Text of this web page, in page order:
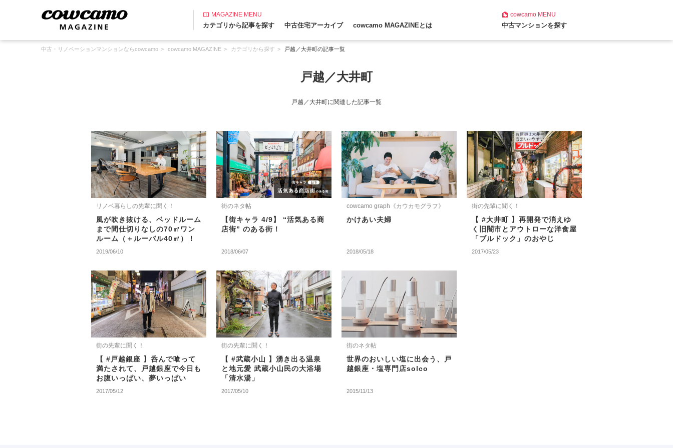
MAGAZINE MENU
カテゴリから記事を探す 中古住宅アーカイブ cowcamo MAGAZINEとは
cowcamoMENU
中古マンションを探す
中古・リノベーションマンションならcowcamo cowcamo MAGAZINE カテゴリから探す 戸越／大井町の記事一覧
戸越／大井町
戸越／大井町に関連した記事一覧
リノベ暮らしの先輩に聞く！
風が吹き抜ける、ベッドルーム
まで間仕切りなしの70㎡ワン
ルーム（＋ルーバル40㎡）！
2019/06/10
街のネタ帖
【街キャラ 4/9】 “活気ある商
店街” のある街！
2018/06/07
cowcamo graph《カウカモグラフ》
かけあい夫婦
2018/05/18
街の先輩に聞く！
【 #大井町 】再開発で消えゆ
く旧闇市とアウトローな洋食屋
「ブルドック」のおやじ
2017/05/23
街の先輩に聞く！
【 #戸越銀座 】呑んで喰って
満たされて、戸越銀座で今日も
お腹いっぱい、夢いっぱい
2017/05/12
街の先輩に聞く！
【 #武蔵小山 】湧き出る温泉
と地元愛 武蔵小山民の大浴場
「清水湯」
2017/05/10
街のネタ帖
世界のおいしい塩に出会う、戸
越銀座・塩専門店solco
2015/11/13